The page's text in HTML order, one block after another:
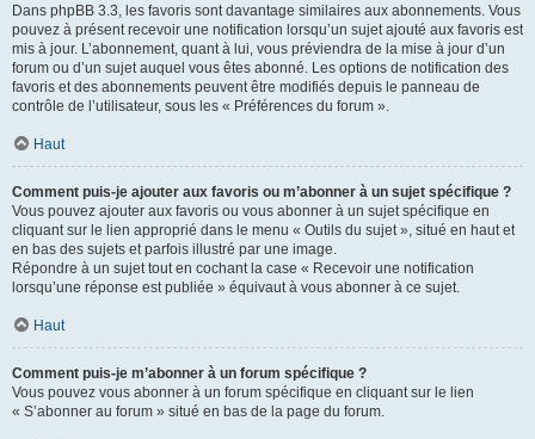
Dans phpBB 3.3, les favoris sont davantage similaires aux abonnements. Vous
pouvez à présent recevoir une notification lorsqu’un sujet ajouté aux favoris est
mis à jour. L’abonnement, quant à lui, vous préviendra de la mise à jour d’un
forum ou d’un sujet auquel vous êtes abonné. Les options de notification des
favoris et des abonnements peuvent être modifiés depuis le panneau de
contrôle de l’utilisateur, sous les « Préférences du forum ».
Haut
Comment puis-je ajouter aux favoris ou m’abonner à un sujet spécifique ?
Vous pouvez ajouter aux favoris ou vous abonner à un sujet spécifique en
cliquant sur le lien approprié dans le menu « Outils du sujet », situé en haut et
en bas des sujets et parfois illustré par une image.
Répondre à un sujet tout en cochant la case « Recevoir une notification
lorsqu’une réponse est publiée » équivaut à vous abonner à ce sujet.
Haut
Comment puis-je m’abonner à un forum spécifique ?
Vous pouvez vous abonner à un forum spécifique en cliquant sur le lien
« S’abonner au forum » situé en bas de la page du forum.